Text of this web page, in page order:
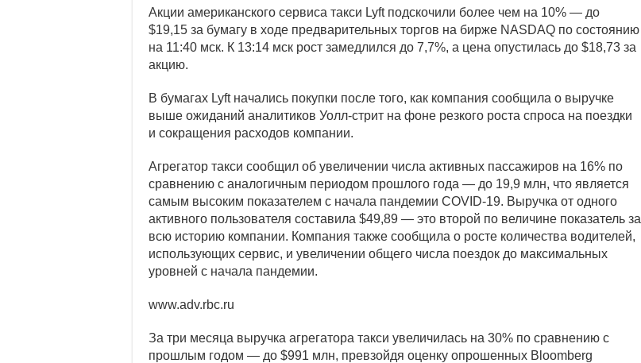
Индекс РТС впервые за два года опустился ниже 900 пунктов
Индекс Мосбиржи, бумаги «Газпрома» и Globaltrans: дайджест
Акции американского сервиса такси Lyft подскочили более чем на 10% — до
$19,15 за бумагу в ходе предварительных торгов на бирже NASDAQ по состоянию
на 11:40 мск. К 13:14 мск рост замедлился до 7,7%, а цена опустилась до $18,73 за
акцию.
В бумагах Lyft начались покупки после того, как компания сообщила о выручке
выше ожиданий аналитиков Уолл-стрит на фоне резкого роста спроса на поездки
и сокращения расходов компании.
Агрегатор такси сообщил об увеличении числа активных пассажиров на 16% по
сравнению с аналогичным периодом прошлого года — до 19,9 млн, что является
самым высоким показателем с начала пандемии COVID-19. Выручка от одного
активного пользователя составила $49,89 — это второй по величине показатель за
всю историю компании. Компания также сообщила о росте количества водителей,
использующих сервис, и увеличении общего числа поездок до максимальных
уровней с начала пандемии.
www.adv.rbc.ru
За три месяца выручка агрегатора такси увеличилась на 30% по сравнению с
прошлым годом — до $991 млн, превзойдя оценку опрошенных Bloomberg